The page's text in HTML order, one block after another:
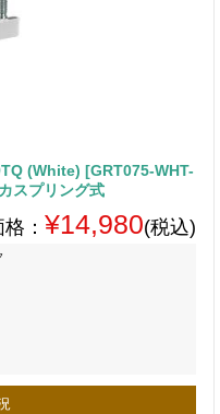
(White) [GRT075-WHT-
スプリング式
： ¥14,980(税込)